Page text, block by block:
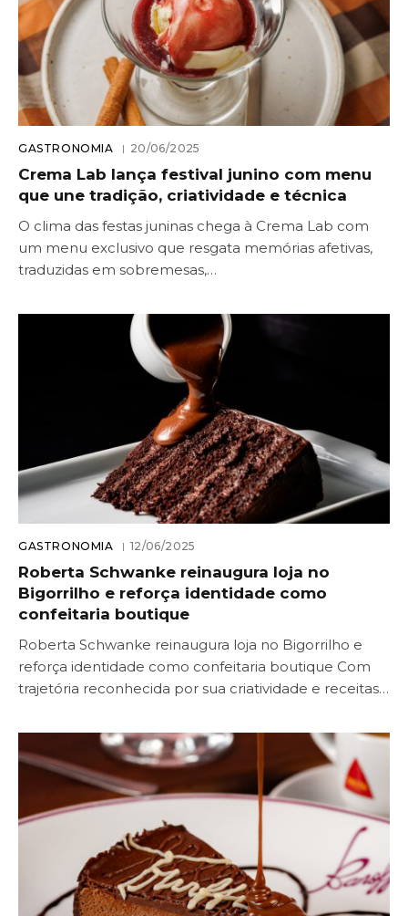
GASTRONOMIA 20/06/2025
Crema Lab lança festival junino com menu
que une tradição, criatividade e técnica
O clima das festas juninas chega à Crema Lab com
um menu exclusivo que resgata memórias afetivas,
traduzidas em sobremesas,…
GASTRONOMIA 12/06/2025
Roberta Schwanke reinaugura loja no
Bigorrilho e reforça identidade como
confeitaria boutique
Roberta Schwanke reinaugura loja no Bigorrilho e
reforça identidade como confeitaria boutique Com
trajetória reconhecida por sua criatividade e receitas…